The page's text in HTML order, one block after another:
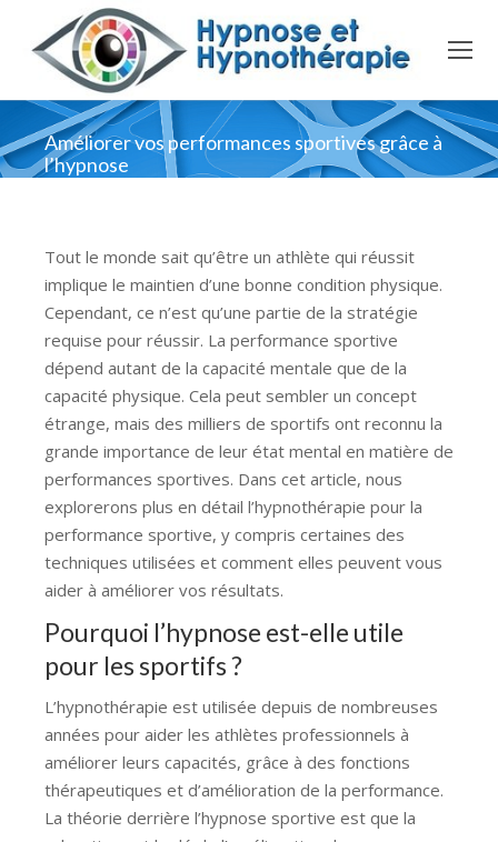
Améliorer vos performances sportives grâce à
l’hypnose
Tout le monde sait qu’être un athlète qui réussit
implique le maintien d’une bonne condition physique.
Cependant, ce n’est qu’une partie de la stratégie
requise pour réussir. La performance sportive
dépend autant de la capacité mentale que de la
capacité physique. Cela peut sembler un concept
étrange, mais des milliers de sportifs ont reconnu la
grande importance de leur état mental en matière de
performances sportives. Dans cet article, nous
explorerons plus en détail l’hypnothérapie pour la
performance sportive, y compris certaines des
techniques utilisées et comment elles peuvent vous
aider à améliorer vos résultats.
Pourquoi l’hypnose est-elle utile
pour les sportifs ?
L’hypnothérapie est utilisée depuis de nombreuses
années pour aider les athlètes professionnels à
améliorer leurs capacités, grâce à des fonctions
thérapeutiques et d’amélioration de la performance.
La théorie derrière l’hypnose sportive est que la